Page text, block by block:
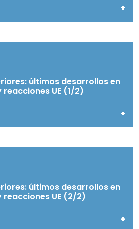
+
últimos desarrollos en
reacciones UE (1/2)
+
últimos desarrollos en
reacciones UE (2/2)
+